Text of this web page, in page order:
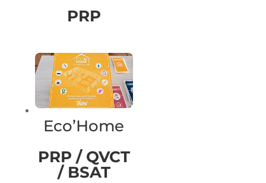
PRP
Eco’Home
PRP / QVCT
/ BSAT